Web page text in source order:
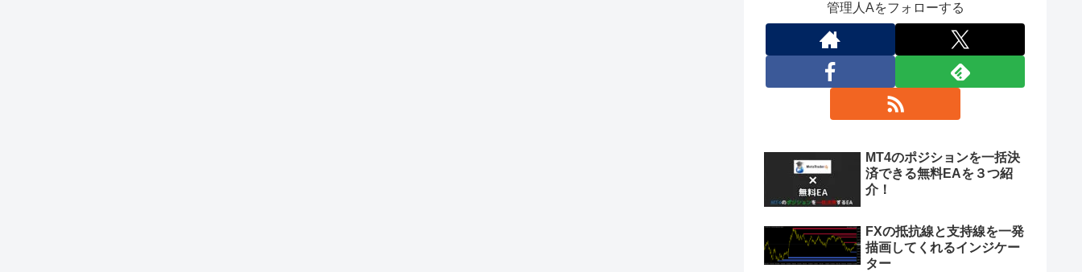
管理人Aをフォローする
MT4のポジションを一括決
済できる無料EAを３つ紹
介！
FXの抵抗線と支持線を一発
描画してくれるインジケー
ター